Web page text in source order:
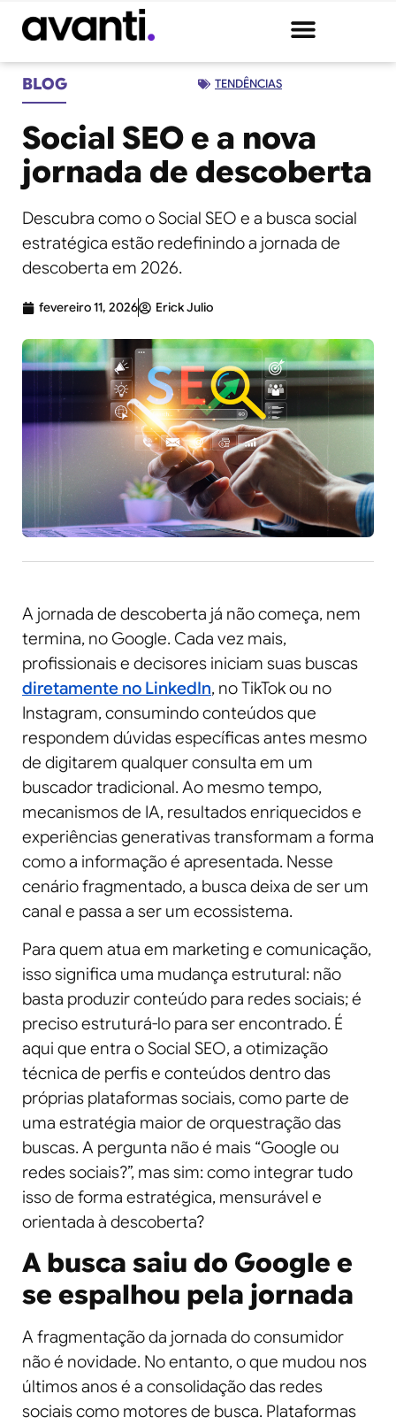
BLOG TENDÊNCIAS
Social SEO e a nova
jornada de descoberta
Descubra como o Social SEO e a busca social
estratégica estão redefinindo a jornada de
descoberta em 2026.
fevereiro 11, 2026 Erick Julio
A jornada de descoberta já não começa, nem
termina, no Google. Cada vez mais,
profissionais e decisores iniciam suas buscas
diretamente no LinkedIn, no TikTok ou no
Instagram, consumindo conteúdos que
respondem dúvidas específicas antes mesmo
de digitarem qualquer consulta em um
buscador tradicional. Ao mesmo tempo,
mecanismos de IA, resultados enriquecidos e
experiências generativas transformam a forma
como a informação é apresentada. Nesse
cenário fragmentado, a busca deixa de ser um
canal e passa a ser um ecossistema.
Para quem atua em marketing e comunicação,
isso significa uma mudança estrutural: não
basta produzir conteúdo para redes sociais; é
preciso estruturá-lo para ser encontrado. É
aqui que entra o Social SEO, a otimização
técnica de perfis e conteúdos dentro das
próprias plataformas sociais, como parte de
uma estratégia maior de orquestração das
buscas. A pergunta não é mais “Google ou
redes sociais?”, mas sim: como integrar tudo
isso de forma estratégica, mensurável e
orientada à descoberta?
A busca saiu do Google e
se espalhou pela jornada
A fragmentação da jornada do consumidor
não é novidade. No entanto, o que mudou nos
últimos anos é a consolidação das redes
sociais como motores de busca. Plataformas